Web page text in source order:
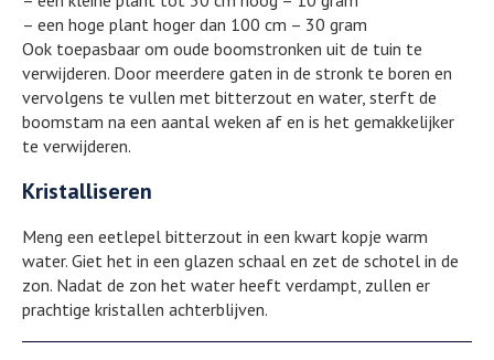
– een hoge plant hoger dan 100 cm – 30 gram
Ook toepasbaar om oude boomstronken uit de tuin te
verwijderen. Door meerdere gaten in de stronk te boren en
vervolgens te vullen met bitterzout en water, sterft de
boomstam na een aantal weken af en is het gemakkelijker
te verwijderen.
Kristalliseren
Meng een eetlepel bitterzout in een kwart kopje warm
water. Giet het in een glazen schaal en zet de schotel in de
zon. Nadat de zon het water heeft verdampt, zullen er
prachtige kristallen achterblijven.